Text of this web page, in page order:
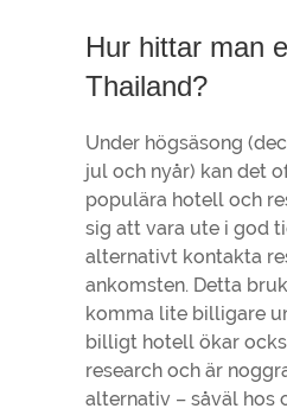
Hur hittar man
Thailand?
Under högsäsong
jul och nyår) kan det
populära hotell och
sig att vara ute i god
alternativt kontakta
ankomsten. Detta
komma lite billigare
billigt hotell ökar
research och är
alternativ – såväl hos